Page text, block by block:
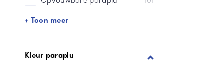
+ Toon meer
Kleur paraplu